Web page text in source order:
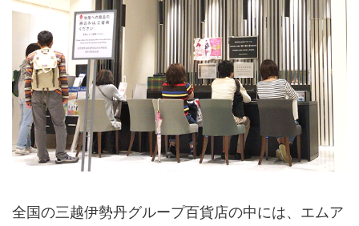
全国の三越伊勢丹グループ百貨店の中には、エムア